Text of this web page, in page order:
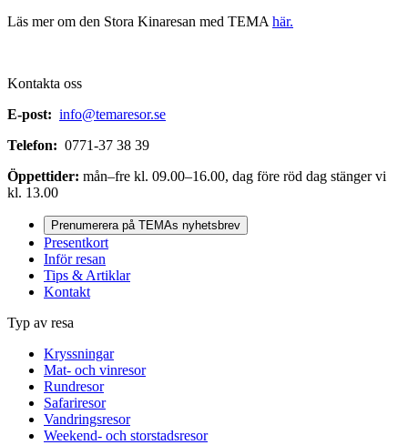
Läs mer om den Stora Kinaresan med TEMA här.
Kontakta oss
E-post: info@temaresor.se
Telefon: 0771-37 38 39
Öppettider: mån–fre kl. 09.00–16.00, dag före röd dag stänger vi
kl. 13.00
Prenumerera på TEMAs nyhetsbrev
Presentkort
Inför resan
Tips & Artiklar
Kontakt
Typ av resa
Kryssningar
Mat- och vinresor
Rundresor
Safariresor
Vandringsresor
Weekend- och storstadsresor